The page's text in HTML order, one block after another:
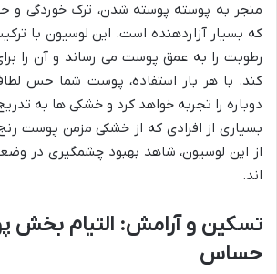
منجر به پوسته پوسته شدن، ترک خوردگی
که بسیار آزاردهنده است. این لوسیون با
رطوبت را به عمق پوست می رساند و آن را
کند. با هر بار استفاده، پوست شما حس
دوباره را تجربه خواهد کرد و خشکی ها به
بسیاری از افرادی که از خشکی مزمن پوست رنج
از این لوسیون، شاهد بهبود چشمگیری در
اند.
تسکین و آرامش: التیام
حساس